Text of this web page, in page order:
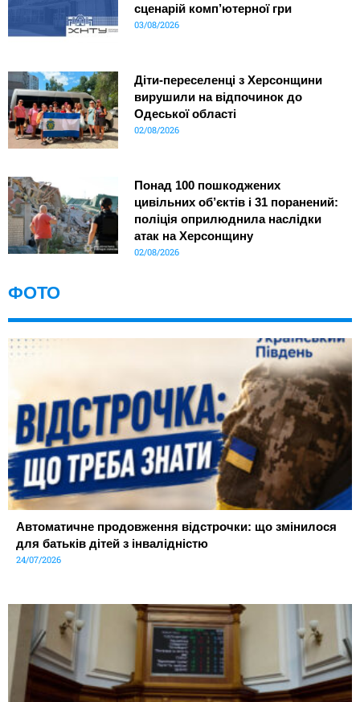
сценарій комп’ютерної гри
03/08/2026
Діти-переселенці з Херсонщини
вирушили на відпочинок до
Одеської області
02/08/2026
Понад 100 пошкоджених
цивільних об’єктів і 31 поранений:
поліція оприлюднила наслідки
атак на Херсонщину
02/08/2026
ФОТО
Автоматичне продовження відстрочки: що змінилося
для батьків дітей з інвалідністю
24/07/2026